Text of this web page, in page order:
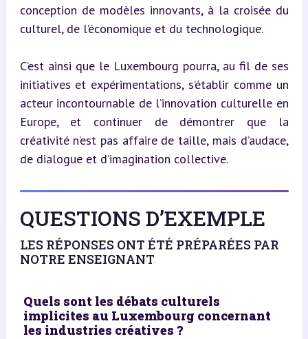
conception de modèles innovants, à la croisée du
culturel, de l’économique et du technologique.
C’est ainsi que le Luxembourg pourra, au fil de ses
initiatives et expérimentations, s’établir comme un
acteur incontournable de l’innovation culturelle en
Europe, et continuer de démontrer que la
créativité n’est pas affaire de taille, mais d’audace,
de dialogue et d’imagination collective.
QUESTIONS D’EXEMPLE
LES RÉPONSES ONT ÉTÉ PRÉPARÉES PAR
NOTRE ENSEIGNANT
Quels sont les débats culturels
implicites au Luxembourg concernant
les industries créatives ?